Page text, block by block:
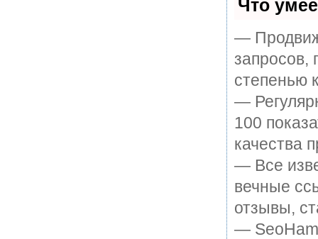
Что
—
запросов,
степенью
—
100
качества
— Все
вечные
отзывы,
—